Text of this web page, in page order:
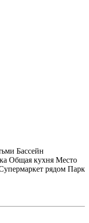
Бассейн
Общая кухня Место
рядом Парк